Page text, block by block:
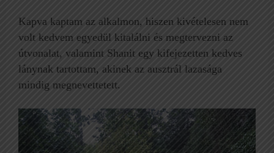
Kapva kaptam az alkalmon, hiszen kivételesen nem
volt kedvem egyedül kitalálni és megtervezni az
útvonalat, valamint Shanit egy kifejezetten kedves
lánynak tartottam, akinek az ausztrál lazasága
mindig megnevettetett.